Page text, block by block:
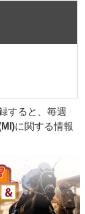
すると、毎週
に関する情報